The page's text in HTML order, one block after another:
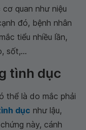
quan như niệu
đó, bệnh nhân
tiểu nhiều lần,
sốt,...
tình dục
thể là do mắc phải
dục như lậu,
này, cánh